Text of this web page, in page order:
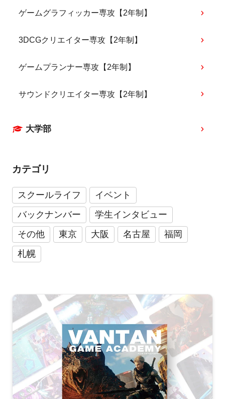
ゲームグラフィッカー専攻【2年制】
3DCGクリエイター専攻【2年制】
ゲームプランナー専攻【2年制】
サウンドクリエイター専攻【2年制】
大学部
カテゴリ
スクールライフ
イベント
バックナンバー
学生インタビュー
その他
東京 大阪 名古屋
福岡
札幌